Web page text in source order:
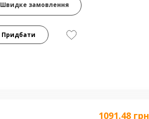
Швидке замовлення
Придбати
1091.48 грн